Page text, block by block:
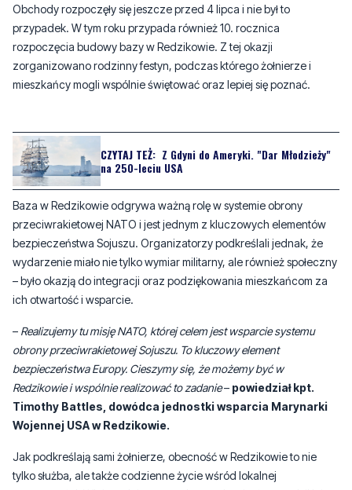
Obchody rozpoczęły się jeszcze przed 4 lipca i nie był to
przypadek. W tym roku przypada również 10. rocznica
rozpoczęcia budowy bazy w Redzikowie. Z tej okazji
zorganizowano rodzinny festyn, podczas którego żołnierze i
mieszkańcy mogli wspólnie świętować oraz lepiej się poznać.
CZYTAJ TEŻ: Z Gdyni do Ameryki. "Dar Młodzieży"
na 250-leciu USA
Baza w Redzikowie odgrywa ważną rolę w systemie obrony
przeciwrakietowej NATO i jest jednym z kluczowych elementów
bezpieczeństwa Sojuszu. Organizatorzy podkreślali jednak, że
wydarzenie miało nie tylko wymiar militarny, ale również społeczny
– było okazją do integracji oraz podziękowania mieszkańcom za
ich otwartość i wsparcie.
– Realizujemy tu misję NATO, której celem jest wsparcie systemu
obrony przeciwrakietowej Sojuszu. To kluczowy element
bezpieczeństwa Europy. Cieszymy się, że możemy być w
Redzikowie i wspólnie realizować to zadanie– powiedział kpt.
Timothy Battles, dowódca jednostki wsparcia Marynarki
Wojennej USA w Redzikowie.
Jak podkreślają sami żołnierze, obecność w Redzikowie to nie
tylko służba, ale także codzienne życie wśród lokalnej